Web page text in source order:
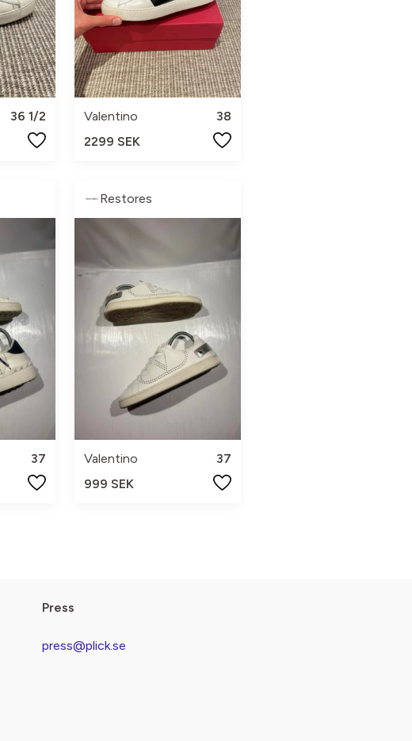
36 1/2
Valentino
38
2299 SEK
37
Restores
Valentino
37
999 SEK
Press
press@plick.se